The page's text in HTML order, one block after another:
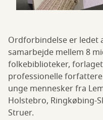
Ordforbindelse er ledet
samarbejde mellem 8
folkebiblioteker,
professionelle
unge mennesker fra
Holstebro, Ringkøbing-
Struer.